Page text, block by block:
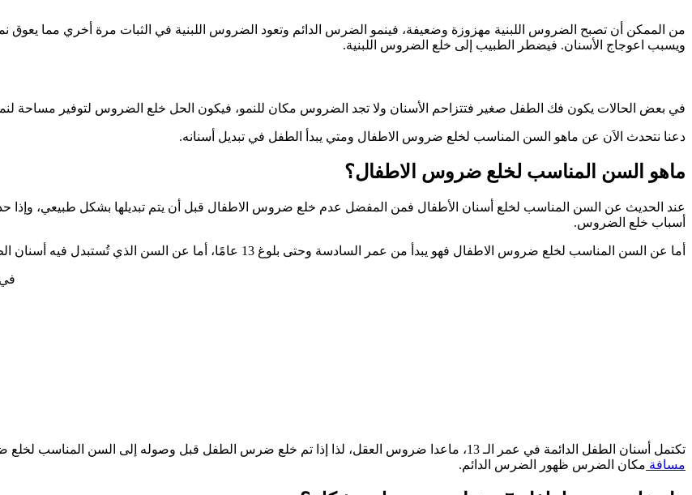
من الممكن أن تصبح الضروس اللبنية مهزوزة وضعيفة، فينمو الضرس الدائم وتعود الضروس اللبنية في الثبات مرة أخري مما يعوق
ويسبب اعوجاج الأسنان. فيضطر الطبيب إلى خلع الضروس اللبنية.
في بعض الحالات يكون فك الطفل صغير فتتزاحم الأسنان ولا تجد الضروس مكان للنمو، فيكون الحل خلع الضروس لتوفير مساحة
دعنا نتحدث الاَن عن ماهو السن المناسب لخلع ضروس الاطفال ومتي يبدأ الطفل في تبديل أسنانه.
ماهو السن المناسب لخلع ضروس الاطفال؟
عند الحديث عن السن المناسب لخلع أسنان الأطفال فمن المفضل عدم خلع ضروس الاطفال قبل أن يتم تبديلها بشكل طبيعي، وإذا
أسباب خلع الضروس.
أما عن السن المناسب لخلع ضروس الاطفال فهو يبدأ من عمر السادسة وحتى بلوغ 13 عامًا، أما عن السن الذي تُستبدل فيه أسنان الطفل بشكل عام؛ فهي تتمثل فيما يلي:
في عمر من 6 ل
تكتمل أسنان الطفل الدائمة في عمر الـ 13، ماعدا ضروس العقل، لذا إذا تم خلع ضرس الطفل قبل وصوله إلى السن المناسب لخلع ضروس الاطفال أو تبديل الضروس بشكل طبيعي؛ يجب أن يتم وضع
مسافة مكان الضرس ظهور الضرس الدائم.